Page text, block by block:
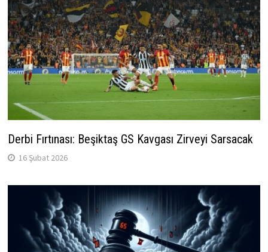
Derbi Fırtınası: Beşiktaş GS Kavgası Zirveyi Sarsacak
16 Şubat 2026